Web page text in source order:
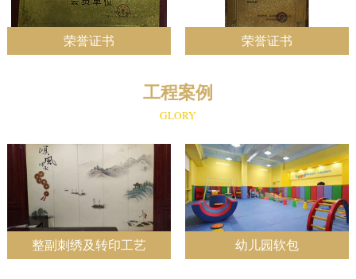
荣誉证书 荣誉证书
工程案例
GLORY
整副刺绣及转印工艺 幼儿园软包